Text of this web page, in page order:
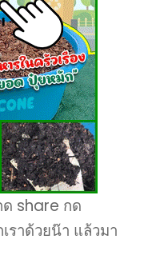
share กด
ราด้วยน๊า แล้วมา